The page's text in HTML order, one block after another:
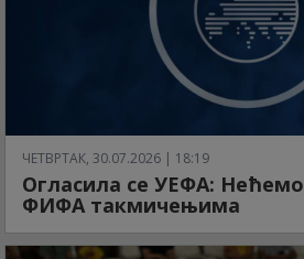
ЧЕТВРТАК, 30.07.2026 | 18:19
Огласила се УЕФА:
ФИФА такмичењима